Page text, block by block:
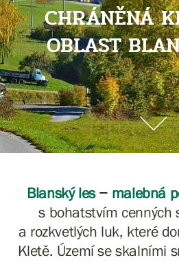
CHRÁNĚNÁ
OBLAST
Blanský les− malebná
s bohatstvím cenných
a rozkvetlých luk, které
Kletě. Území se skalními